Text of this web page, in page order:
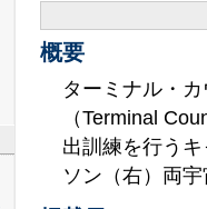
概要
ターミナル・
（Terminal
出訓練を行う
ソン（右）両